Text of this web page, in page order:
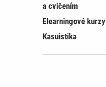
a cvičením
Elearningové kurzy
Kasuistika